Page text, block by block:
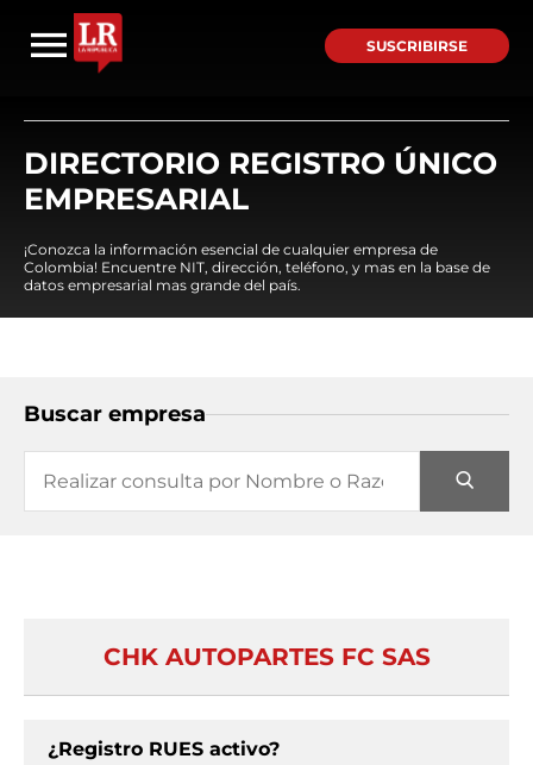
SUSCRIBIRSE
DIRECTORIO REGISTRO ÚNICO
EMPRESARIAL
¡Conozca la información esencial de cualquier empresa de
Colombia! Encuentre NIT, dirección, teléfono, y mas en la base de
datos empresarial mas grande del país.
Buscar empresa
CHK AUTOPARTES FC SAS
¿Registro RUES activo?